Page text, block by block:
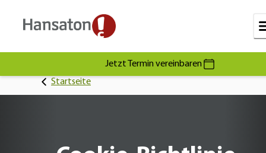
Jetzt Termin vereinbaren
Startseite